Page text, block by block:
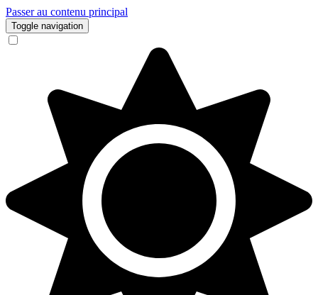
Passer au contenu principal
Toggle navigation